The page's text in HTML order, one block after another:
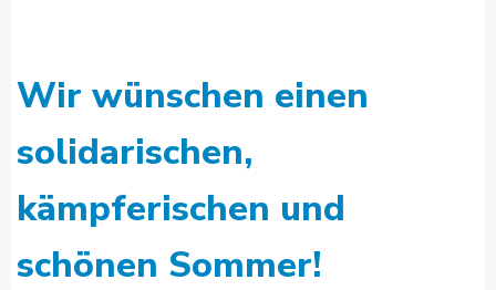
Wir wünschen einen
solidarischen,
kämpferischen und
schönen Sommer!